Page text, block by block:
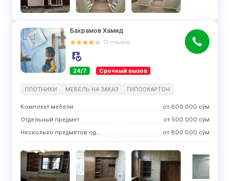
Бахрамов Хамид
13 отзывов
24/7 Срочный вызов
ПЛОТНИКИ МЕБЕЛЬ НА ЗАКАЗ ГИПСОКАРТОН
Комплект мебели от 600 000 сўм
Отдельный предмет
от 500 000 сўм
Несколько предметов одного вида
от 800 000 сўм